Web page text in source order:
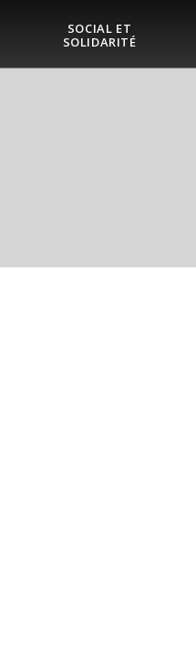
SOCIAL ET
SOLIDARITÉ